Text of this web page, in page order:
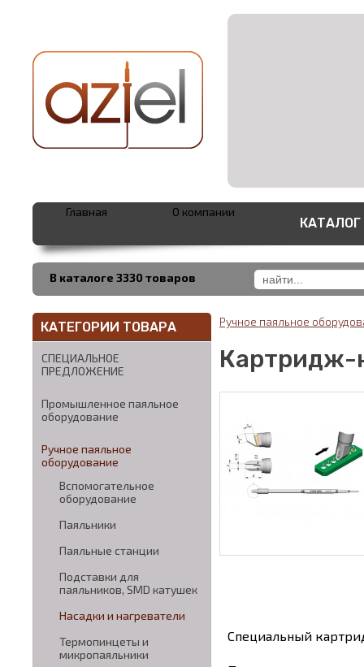
В каталоге 3330 товаров
Главная О компании
КАТАЛОГ
КАТЕГОРИИ ТОВАРА
СПЕЦИАЛЬНОЕ
ПРЕДЛОЖЕНИЕ
Промышленное паяльное
оборудование
Ручное паяльное
оборудование
Вспомогательное
оборудование
Паяльники
Паяльные станции
Подставки для
паяльников, SMD катушек
Насадки и нагреватели
Термопинцеты и
микропаяльники
Ручное паяльное
Картридж-
Специальный